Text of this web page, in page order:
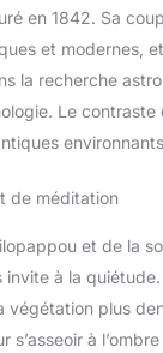
en 1842. Sa
et modernes,
la recherche
Le
de méditation
et de la
à la
végétation plus
s’asseoir à